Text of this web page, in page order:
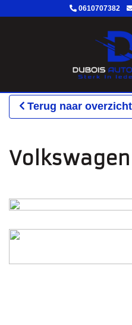
0610707382
Terug naar overzicht
Volkswagen